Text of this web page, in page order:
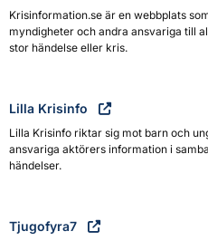
Krisinformation.se är en webbplats
myndigheter och andra ansvariga till
stor händelse eller kris.
Lilla Krisinfo
Lilla Krisinfo riktar sig mot barn och
ansvariga aktörers information i
händelser.
Tjugofyra7